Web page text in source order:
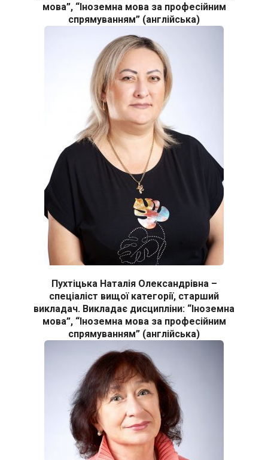
мова”, “Іноземна мова за професійним
спрямуванням” (англійська)
Пухтіцька Наталія Олександрівна –
спеціаліст вищої категорії, старший
викладач. Викладає дисципліни: “Іноземна
мова”, “Іноземна мова за професійним
спрямуванням” (англійська)